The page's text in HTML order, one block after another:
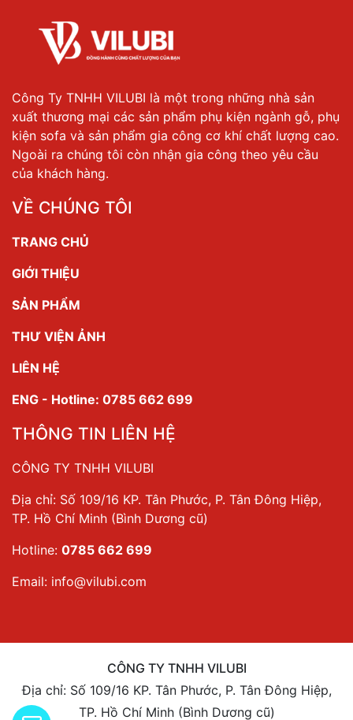
Công Ty TNHH VILUBI là một trong những nhà sản
xuất thương mại các sản phẩm phụ kiện ngành gỗ, phụ
kiện sofa và sản phẩm gia công cơ khí chất lượng cao.
Ngoài ra chúng tôi còn nhận gia công theo yêu cầu
của khách hàng.
VỀ CHÚNG TÔI
TRANG CHỦ
GIỚI THIỆU
SẢN PHẨM
THƯ VIỆN ẢNH
LIÊN HỆ
ENG - Hotline: 0785 662 699
THÔNG TIN LIÊN HỆ
CÔNG TY TNHH VILUBI
Địa chỉ: Số 109/16 KP. Tân Phước, P. Tân Đông Hiệp,
TP. Hồ Chí Minh (Bình Dương cũ)
Hotline: 0785 662 699
Email: info@vilubi.com
CÔNG TY TNHH VILUBI
Địa chỉ: Số 109/16 KP. Tân Phước, P. Tân Đông Hiệp,
TP. Hồ Chí Minh (Bình Dương cũ)